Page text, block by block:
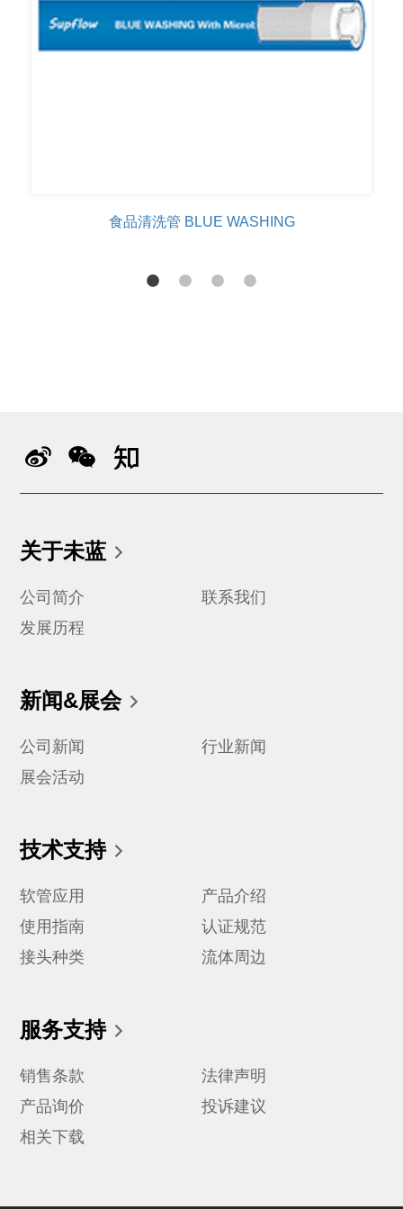
食品清洗管 BLUE WASHING
关于未蓝
公司简介
联系我们
发展历程
新闻&展会
公司新闻
行业新闻
展会活动
技术支持
软管应用
产品介绍
使用指南
认证规范
接头种类
流体周边
服务支持
销售条款
法律声明
产品询价
投诉建议
相关下载
查看货期